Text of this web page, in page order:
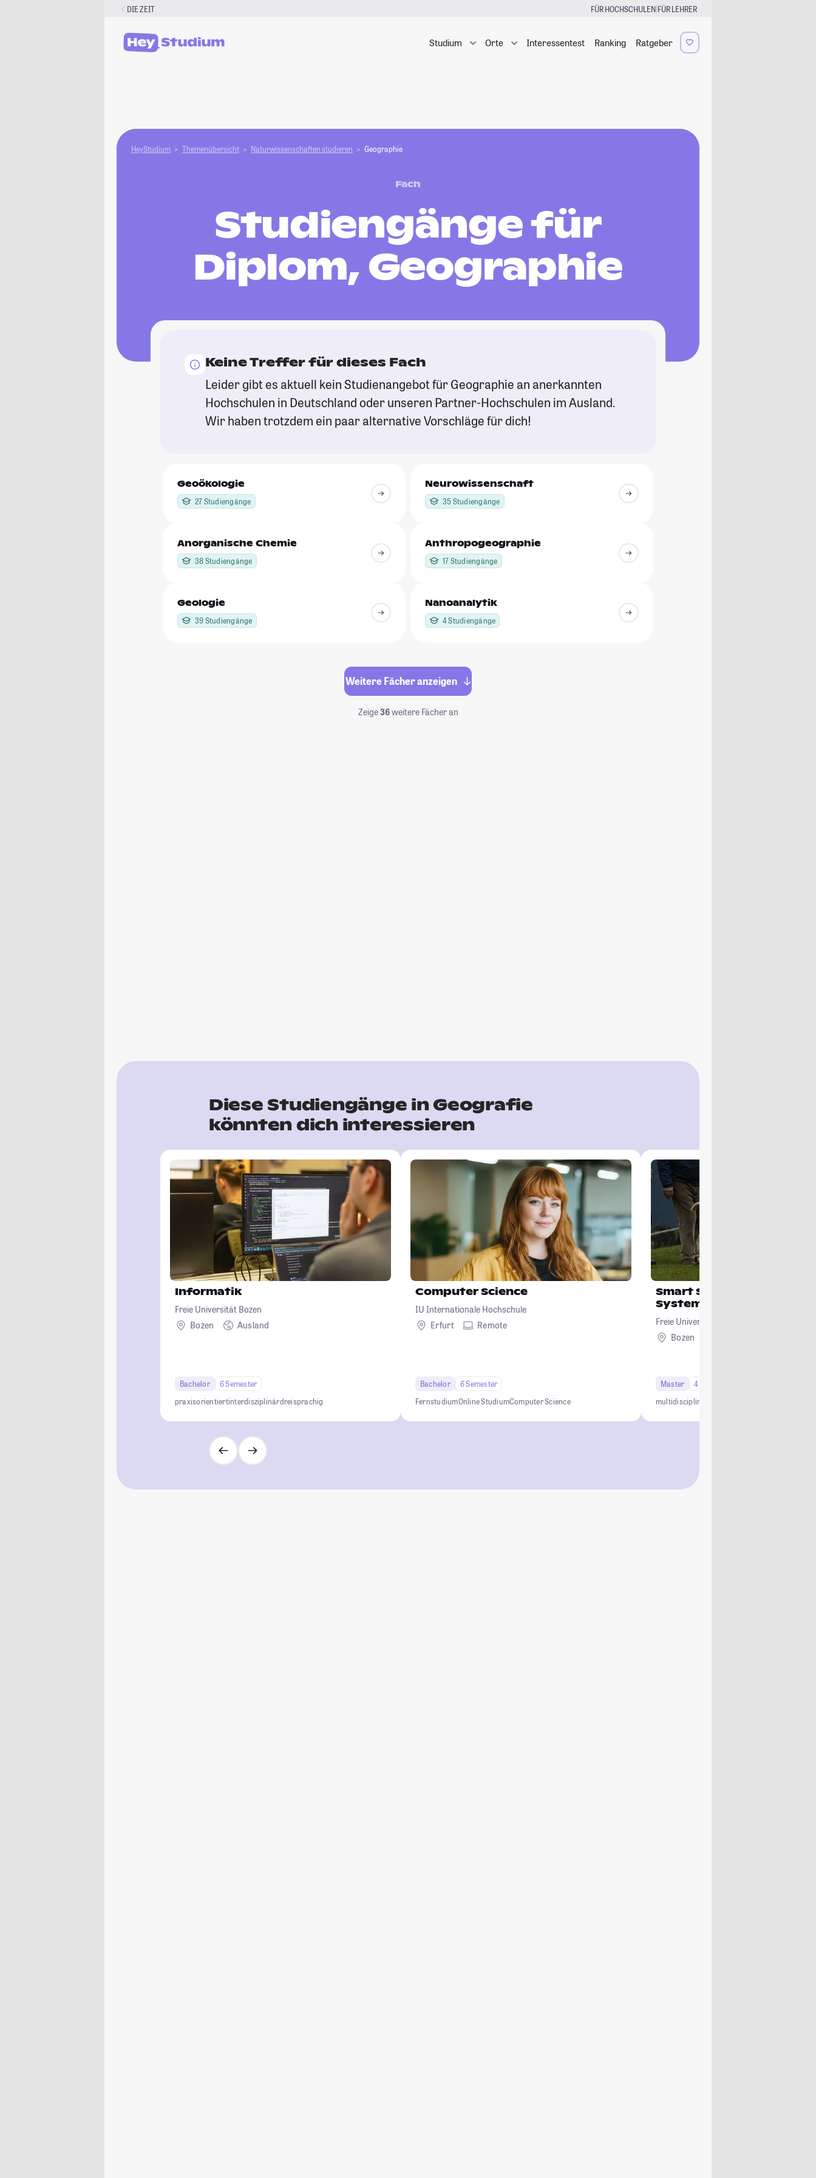
DIE ZEIT FÜR HOCHSCHULEN|FÜR LEHRER
Studium Orte Interessentest Ranking Ratgeber
HeyStudium Themenübersicht Natur­wissenschaften studieren Geographie
Fach
Studiengänge für
Diplom, Geographie
Keine Treffer für dieses Fach
Leider gibt es aktuell kein Studienangebot für Geographie an anerkannten
Hochschulen in Deutschland oder unseren Partner-Hochschulen im Ausland.
Wir haben trotzdem ein paar alternative Vorschläge für dich!
Geoökologie
27 Studiengänge
Neurowissenschaft
35 Studiengänge
Anorganische Chemie
38 Studiengänge
Anthropogeographie
17 Studiengänge
Geologie
39 Studiengänge
Nanoanalytik
4 Studiengänge
Weitere Fächer anzeigen
Zeige36weitere Fächer an
Diese Studiengänge in Geografie
könnten dich interessieren
Informatik
Freie Universität Bozen
Bozen
Ausland
Bachelor
6 Semester
praxisorientiertinterdisziplinärdreisprachig
Computer Science
IU Internationale Hochschule
Erfurt
Remote
Bachelor
6 Semester
FernstudiumOnline StudiumComputer Science
Smart Sustainable
Systems in Mountain
Freie Universität Bozen
Bozen
Master
4 Semester
multidisciplinary